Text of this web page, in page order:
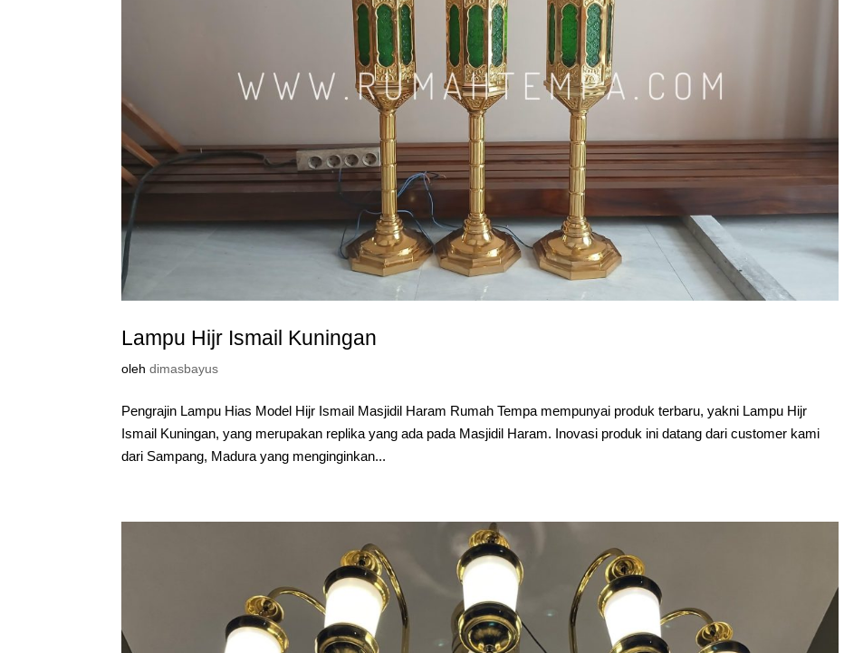
Lampu Hijr Ismail Kuningan
olehdimasbayus
Pengrajin Lampu Hias Model Hijr Ismail Masjidil Haram Rumah Tempa mempunyai produk terbaru, yakni Lampu Hijr
Ismail Kuningan, yang merupakan replika yang ada pada Masjidil Haram. Inovasi produk ini datang dari customer kami
dari Sampang, Madura yang menginginkan...